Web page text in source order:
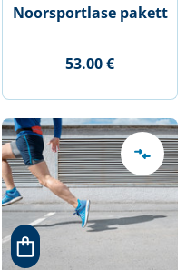
Noorsportlase pakett
53.00 €